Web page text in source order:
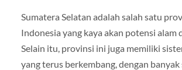
Sumatera Selatan adalah salah satu
Indonesia yang kaya akan potensi alam
Selain itu, provinsi ini juga memiliki
yang terus berkembang, dengan